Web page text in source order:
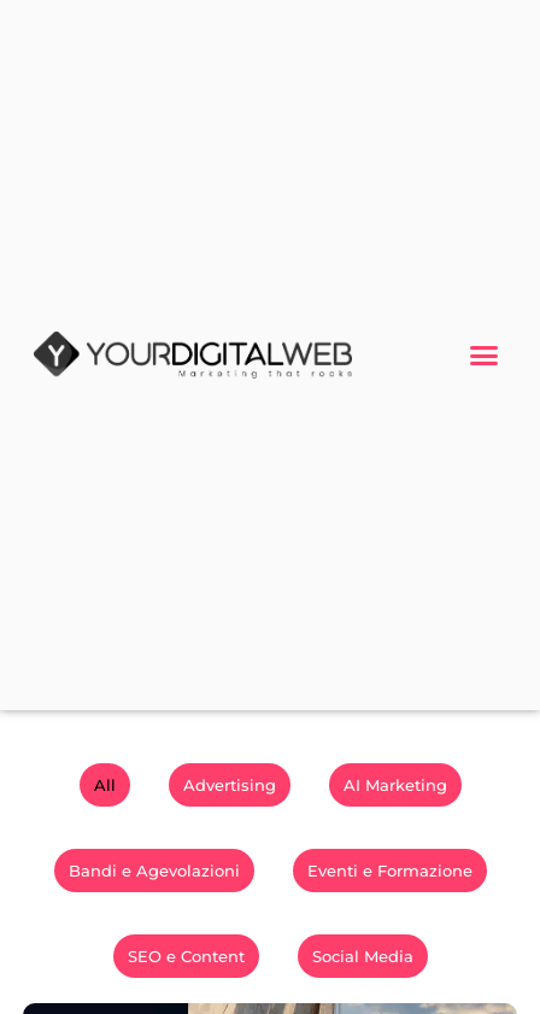
All Advertising AI Marketing
Bandi e Agevolazioni Eventi e Formazione
SEO e Content Social Media